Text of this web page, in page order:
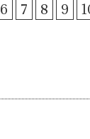
6 7 8 9